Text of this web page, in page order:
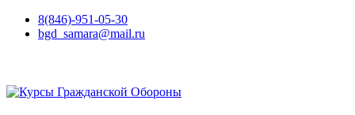
Перейти8(846)-951-05-30
bgd_samara@mail.ru